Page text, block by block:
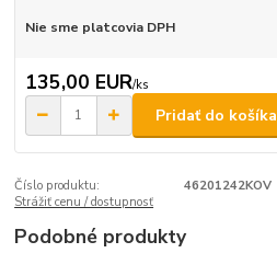
Nie sme platcovia DPH
135,00 EUR/ks
Pridať do košíka
Číslo produktu:
46201242KOV
Strážiť cenu / dostupnosť
Podobné produkty